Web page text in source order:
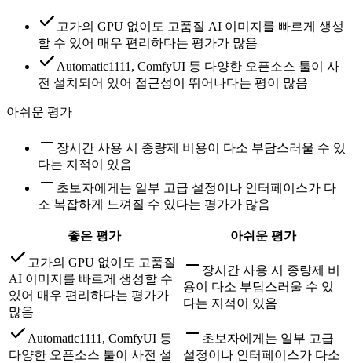
고가의 GPU 없이도 고품질 AI 이미지를 빠르게 생성
할 수 있어 매우 편리하다는 평가가 많음
Automatic1111, ComfyUI 등 다양한 오픈소스 툴이 사
전 설치되어 있어 접근성이 뛰어나다는 평이 많음
아쉬운 평가
장시간 사용 시 종량제 비용이 다소 부담스러울 수 있
다는 지적이 있음
초보자에게는 일부 고급 설정이나 인터페이스가 다
소 복잡하게 느껴질 수 있다는 평가가 많음
좋은 평가
아쉬운 평가
고가의 GPU 없이도 고품질
AI 이미지를 빠르게 생성할 수
있어 매우 편리하다는 평가가
많음
장시간 사용 시 종량제 비
용이 다소 부담스러울 수 있
다는 지적이 있음
Automatic1111, ComfyUI 등
다양한 오픈소스 툴이 사전 설
초보자에게는 일부 고급
설정이나 인터페이스가 다소